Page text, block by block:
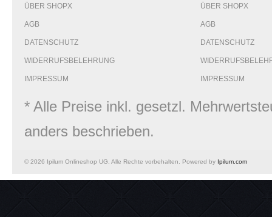
ÜBER SHOPX
AGB
DATENSCHUTZ
WIDERRUFSBELEHRUNG
IMPRESSUM
ÜBER SHOPX
AGB
DATENSCHUTZ
IMPRESSUM
* Alle Preise inkl. gesetzl.
anders beschrieben.
© 2026 Ipilum Onlineshop UG. Alle Rechte vorbehalten. Powered by Ipilum.com